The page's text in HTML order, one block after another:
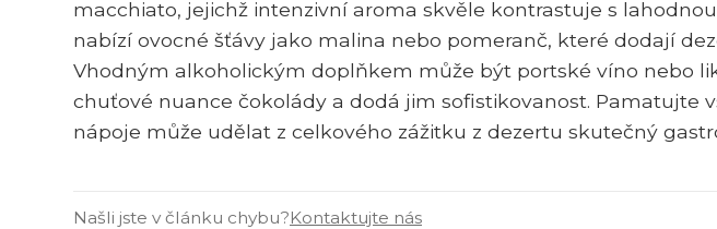
macchiato, jejichž intenzivní aroma skvěle kontrastuje s
nabízí ovocné šťávy jako malina nebo pomeranč, které dodají
Vhodným alkoholickým doplňkem může být portské víno nebo
chuťové nuance čokolády a dodá jim sofistikovanost. Pamatujte
nápoje může udělat z celkového zážitku z dezertu skutečný
Našli jste v článku chybu?Kontaktujte nás